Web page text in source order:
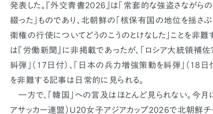
発表した。『外交青書2026』は「常套的な強盗さながら
綴った」ものであり、北朝鮮の「核保有国の地位を揺さぶ
衛権の行使についてどうのこうのとけなした」ことを非難
は『労働新聞』に非掲載であったが、「ロシア大統領補
糾弾」（17日付）、「日本の兵力増強策動を糾弾」（18
を非難する記事は日常的に見られる。
一方で、「韓国」への言及はほとんど見られない。今月
アサッカー連盟）U20女子アジアカップ2026で北朝鮮